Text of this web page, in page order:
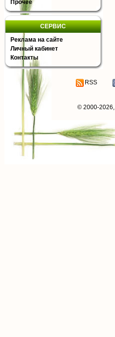
Прочее
СЕРВИС
Реклама на сайте
Личный кабинет
Контакты
RSS
© 2000-2026,